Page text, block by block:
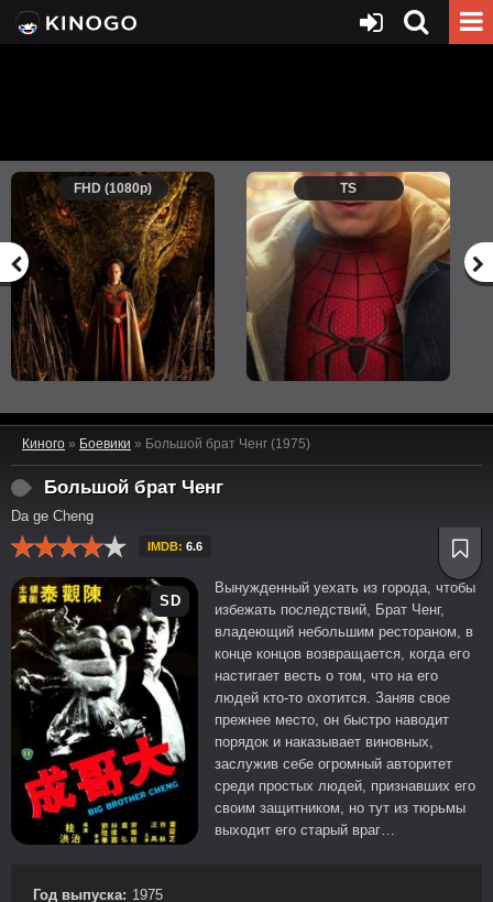
FHD (1080p) TS
Киного » Боевики » Большой брат Ченг (1975)
Большой брат Ченг
Da ge Cheng
IMDB: 6.6
SD
Вынужденный уехать из города, чтобы
избежать последствий, Брат Ченг,
владеющий небольшим рестораном, в
конце концов возвращается, когда его
настигает весть о том, что на его
людей кто-то охотится. Заняв свое
прежнее место, он быстро наводит
порядок и наказывает виновных,
заслужив себе огромный авторитет
среди простых людей, признавших его
своим защитником, но тут из тюрьмы
выходит его старый враг…
Год выпуска: 1975